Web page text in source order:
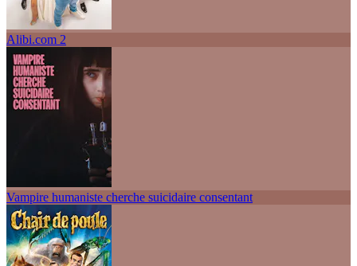
Alibi.com 2
Vampire humaniste cherche suicidaire consentant